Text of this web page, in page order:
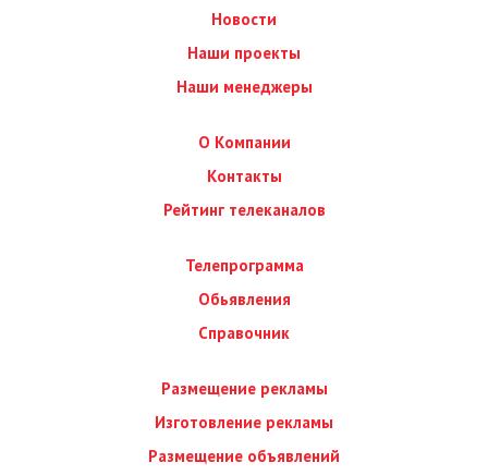
Новости
Наши проекты
Наши менеджеры
О Компании
Контакты
Рейтинг телеканалов
Телепрограмма
Обьявления
Справочник
Размещение рекламы
Изготовление рекламы
Размещение объявлений